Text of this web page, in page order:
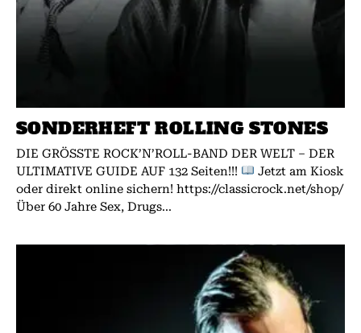
SONDERHEFT ROLLING STONES
DIE GRÖSSTE ROCK’N’ROLL-BAND DER WELT – DER
ULTIMATIVE GUIDE AUF 132 Seiten!!!
Jetzt am Kiosk
oder direkt online sichern! https://classicrock.net/shop/
Über 60 Jahre Sex, Drugs...